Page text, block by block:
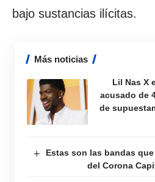
bajo sustancias ilícitas.
Más noticias
Lil Nas X
acusado de
de
Estas son las bandas
del Corona